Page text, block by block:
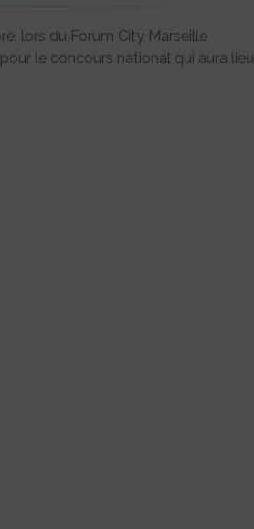
lors du Forum City Marseille
le concours national qui aura lieu